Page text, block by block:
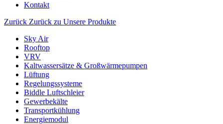
Kontakt
Zurück Zurück zu Unsere Produkte
Sky Air
Rooftop
VRV
Kaltwassersätze & Großwärmepumpen
Lüftung
Regelungssysteme
Biddle Luftschleier
Gewerbekälte
Transportkühlung
Energiemodul